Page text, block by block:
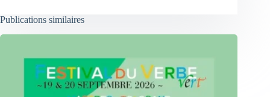
Publications similaires